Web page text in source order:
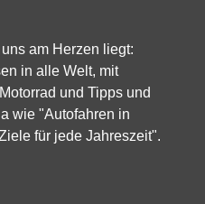
am Herzen liegt:
in alle Welt, mit
und Tipps und
wie "Autofahren in
für jede Jahreszeit".